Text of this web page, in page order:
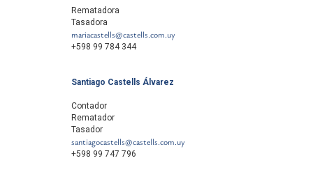
Rematadora
Tasadora
mariacastells@castells.com.uy
+598 99 784 344
Santiago Castells Álvarez
Contador
Rematador
Tasador
santiagocastells@castells.com.uy
+598 99 747 796